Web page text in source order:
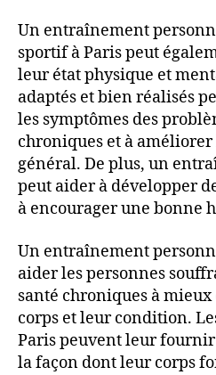
Un entraînement
sportif à Paris peut
leur état physique et
adaptés et bien réalisés
les symptômes des
chroniques et à
général. De plus, un
peut aider à développer
à encourager une bonne
Un entraînement
aider les personnes
santé chroniques à
corps et leur condition.
Paris peuvent leur
la façon dont leur corps